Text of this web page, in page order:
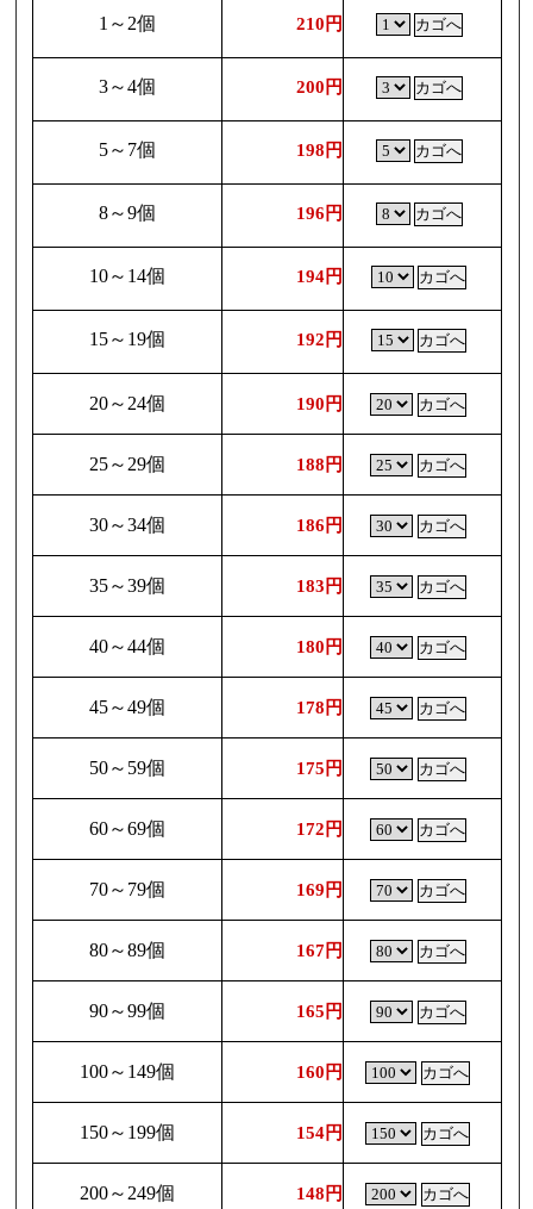
1～2個 210円
3～4個 200円
5～7個 198円
8～9個 196円
10～14個 194円
15～19個 192円
20～24個 190円
25～29個 188円
30～34個 186円
35～39個 183円
40～44個 180円
45～49個 178円
50～59個 175円
60～69個 172円
70～79個 169円
80～89個 167円
90～99個 165円
100～149個 160円
150～199個 154円
200～249個 148円